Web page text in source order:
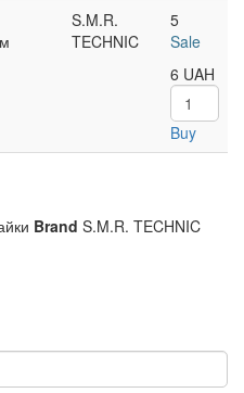
S.M.R.
TECHNIC
5
Sale
6 UAH
Buy
Brand S.M.R. TECHNIC